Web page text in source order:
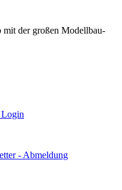
mit der großen Modellbau-
- Abmeldung